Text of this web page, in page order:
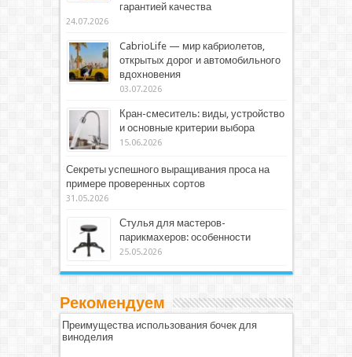
гарантией качества
24.07.2026
CabrioLife — мир кабриолетов,
открытых дорог и автомобильного
вдохновения
03.07.2026
Кран-смеситель: виды, устройство
и основные критерии выбора
15.06.2026
Секреты успешного выращивания проса на
примере проверенных сортов
31.05.2026
Стулья для мастеров-
парикмахеров: особенности
25.05.2026
Рекомендуем
Преимущества использования бочек для
виноделия